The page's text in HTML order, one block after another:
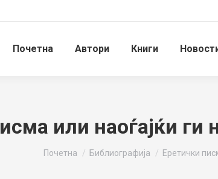
Почетна Автори Книги
или наоѓајќи ги
You are here:
Почетна Библиографија Еретички